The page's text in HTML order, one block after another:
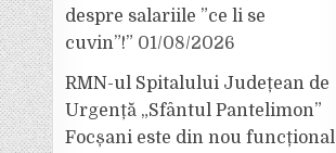
despre salariile ”ce li se
cuvin”!” 01/08/2026
RMN-ul Spitalului Județean de
Urgență „Sfântul Pantelimon”
Focșani este din nou funcțional